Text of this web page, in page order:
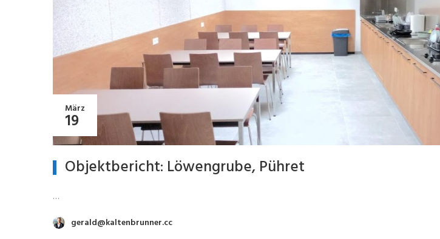
März
19
Objektbericht: Löwengrube, Pühret
…
gerald@kaltenbrunner.cc